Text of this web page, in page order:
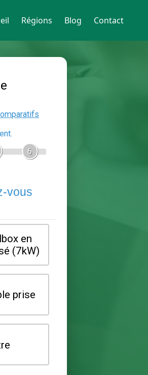
Régions Blog Contact
demandez
dans votre région.
sans pub et sans engagement.
de borne souhaitez-
installer ?
en